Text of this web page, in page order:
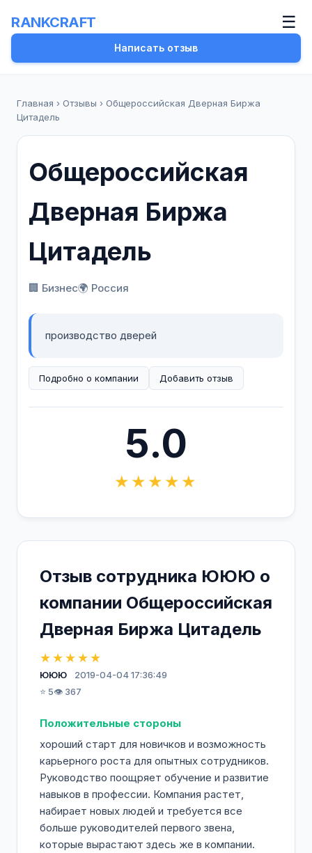
RANKCRAFT ☰
Написать отзыв
Главная › Отзывы › Общероссийская Дверная Биржа
Цитадель
Общероссийская
Дверная Биржа
Цитадель
🏢 Бизнес🌍 Россия
производство дверей
Подробно о компании Добавить отзыв
5.0
★★★★★
Отзыв сотрудника ЮЮЮ о
компании Общероссийская
Дверная Биржа Цитадель
★★★★★
ЮЮЮ
2019-04-04 17:36:49
⭐ 5👁️ 367
Положительные стороны
хороший старт для новичков и возможность
карьерного роста для опытных сотрудников.
Руководство поощряет обучение и развитие
навыков в профессии. Компания растет,
набирает новых людей и требуется все
больше руководителей первого звена,
которые вырастают здесь же в компании.